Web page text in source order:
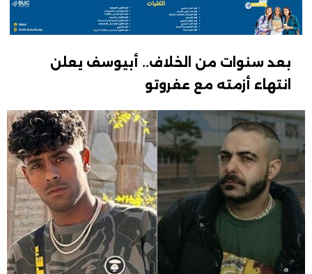
بعد سنوات من الخلاف.. أبيوسف يعلن
انتهاء أزمته مع عفروتو